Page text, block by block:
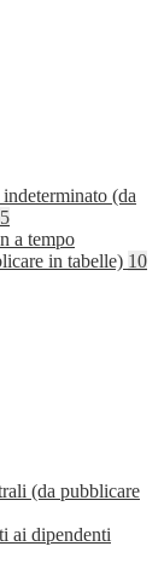
(da
a tempo
in tabelle) 10
(da pubblicare
ai dipendenti